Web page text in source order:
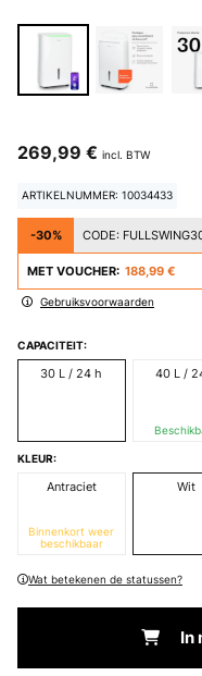
269,99 € incl. BTW
ARTIKELNUMMER: 10034433
-30% CODE:
MET VOUCHER: 188,99 €
Gebruiksvoorwaarden
CAPACITEIT:
30 L / 24 h 40 L /
KLEUR:
Antraciet
Binnenkort weer
beschikbaar
Wit
Wat betekenen de statussen?
In